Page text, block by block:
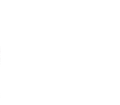
Black Silver